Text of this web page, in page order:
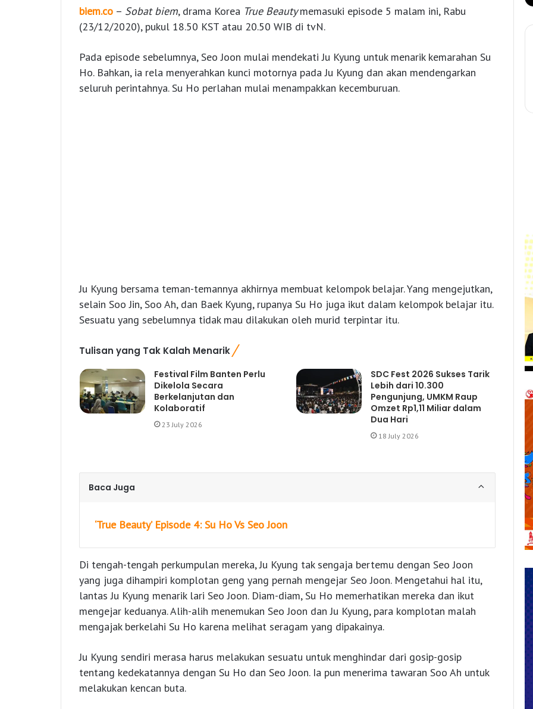
biem.co – Sobat biem, drama Korea True Beautymemasuki episode 5 malam ini, Rabu
(23/12/2020), pukul 18.50 KST atau 20.50 WIB di tvN.
Pada episode sebelumnya, Seo Joon mulai mendekati Ju Kyung untuk menarik kemarahan Su
Ho. Bahkan, ia rela menyerahkan kunci motornya pada Ju Kyung dan akan mendengarkan
seluruh perintahnya. Su Ho perlahan mulai menampakkan kecemburuan.
Ju Kyung bersama teman-temannya akhirnya membuat kelompok belajar. Yang mengejutkan,
selain Soo Jin, Soo Ah, dan Baek Kyung, rupanya Su Ho juga ikut dalam kelompok belajar itu.
Sesuatu yang sebelumnya tidak mau dilakukan oleh murid terpintar itu.
Tulisan yang Tak Kalah Menarik
Festival Film Banten Perlu
Dikelola Secara
Berkelanjutan dan
Kolaboratif
23 July 2026
SDC Fest 2026 Sukses Tarik
Lebih dari 10.300
Pengunjung, UMKM Raup
Omzet Rp1,11 Miliar dalam
Dua Hari
18 July 2026
Baca Juga
‘True Beauty’ Episode 4: Su Ho Vs Seo Joon
Di tengah-tengah perkumpulan mereka, Ju Kyung tak sengaja bertemu dengan Seo Joon
yang juga dihampiri komplotan geng yang pernah mengejar Seo Joon. Mengetahui hal itu,
lantas Ju Kyung menarik lari Seo Joon. Diam-diam, Su Ho memerhatikan mereka dan ikut
mengejar keduanya. Alih-alih menemukan Seo Joon dan Ju Kyung, para komplotan malah
mengajak berkelahi Su Ho karena melihat seragam yang dipakainya.
Ju Kyung sendiri merasa harus melakukan sesuatu untuk menghindar dari gosip-gosip
tentang kedekatannya dengan Su Ho dan Seo Joon. Ia pun menerima tawaran Soo Ah untuk
melakukan kencan buta.